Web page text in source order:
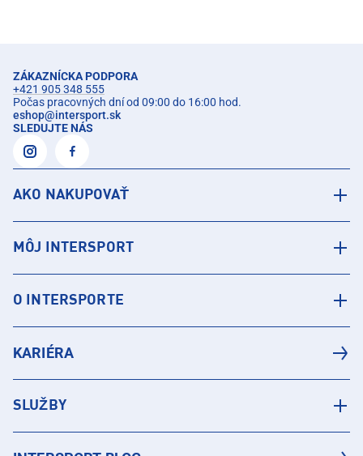
ZÁKAZNÍCKA PODPORA
+421 905 348 555
Počas pracovných dní od 09:00 do 16:00 hod.
eshop@intersport.sk
SLEDUJTE NÁS
AKO NAKUPOVAŤ
MÔJ INTERSPORT
O INTERSPORTE
KARIÉRA
SLUŽBY